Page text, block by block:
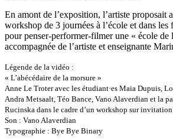
En amont de l’exposition, l’artiste proposait
workshop de 3 journées à l’école et dans les
pour penser-performer-filmer une « école de
accompagnée de l’artiste et enseignante
Légende de la vidéo :
« L’abécédaire de la morsure »
Anne Le Troter avec les étudiant·es Maia Dupuis,
Andra Metsaalt, Téo Bance, Vano Alaverdian et la
Rucinska dans le cadre d’un workshop sur
Son : Vano Alaverdian
Typographie : Bye Bye Binary